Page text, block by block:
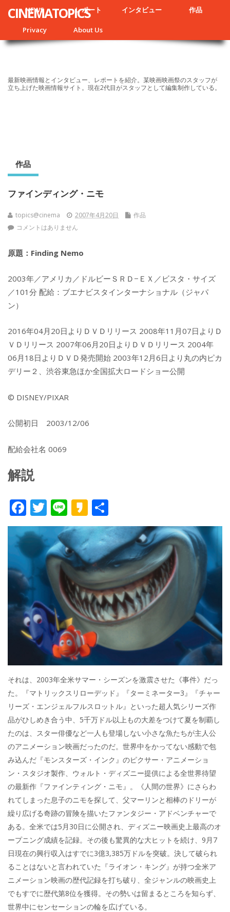
NEWS レポート インタビュー 作品
Privacy About Us
CINEMATOPICS
最新映画情報とインタビュー、レポートを紹介。某映画映画祭のスタッフが
立ち上げた映画情報サイト。現在2代目がスタッフとして編集制作している。
作品
ファインディング・ニモ
topics@cinema 2007年4月20日
作品
コメントはありません
原題：Finding Nemo
2003年／アメリカ／ドルビーＳＲＤ−ＥＸ／ビスタ・サイズ
／101分 配給：ブエナビスタインターナショナル（ジャパ
ン）
2016年04月20日よりＤＶＤリリース 2008年11月07日よりＤ
ＶＤリリース 2007年06月20日よりＤＶＤリリース 2004年
06月18日よりＤＶＤ発売開始 2003年12月6日より丸の内ピカ
デリー２、渋谷東急ほか全国拡大ロードショー公開
© DISNEY/PIXAR
公開初日 2003/12/06
配給会社名 0069
解説
F
ac
e
b
o
o
k
T
w
itt
er
Li
n
e
K
a
k
a
o
有
それは、2003年全米サマー・シーズンを激震させた《事件》だっ
た。『マトリックスリローデッド』『ターミネーター3』『チャー
リーズ・エンジェルフルスロットル』といった超人気シリーズ作
品がひしめき合う中、5千万ドル以上もの大差をつけて夏を制覇し
たのは、スター俳優など一人も登場しない小さな魚たちが主人公
のアニメーション映画だったのだ。世界中をかってない感動で包
み込んだ『モンスターズ・インク』のピクサー・アニメーショ
ン・スタジオ製作、ウォルト・ディズニー提供による全世界待望
の最新作『ファインティング・ニモ』。《人間の世界》にさらわ
れてしまった息子のニモを探して、父マーリンと相棒のドリーが
繰り広げる奇跡の冒険を描いたファンタジー・アドベンチャーで
ある。全米では5月30日に公開され、ディズニー映画史上最高のオ
ープニング成績を記録。その後も驚異的な大ヒットを続け、9月7
日現在の興行収入はすでに3億3,385万ドルを突破。決して破られ
ることはないと言われていた『ライオン・キング』が持つ全米ア
ニメーション映画の歴代記録を打ち破り、全ジャンルの映画史上
でもすでに歴代第8位を獲得。その勢いは留まるところを知らず、
世界中にセンセーションの輪を広げている。